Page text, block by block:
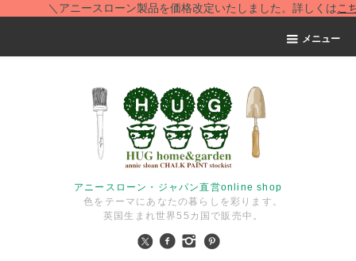
＼アニースローン製品を価格改定いたしました。詳しくは こちら
メニュー
アニースローン・ジャパン直営online shop
色をテーマにあなたの暮らしを彩ります。
英国生まれ世界55カ国で販売中。